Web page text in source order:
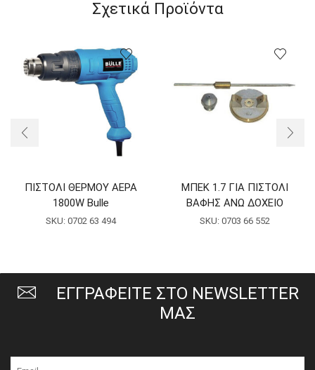
Σχετικά Προϊόντα
ΠΙΣΤΟΛΙ ΘΕΡΜΟΥ ΑΕΡΑ
1800W Bulle
SKU: 0702 63 494
ΜΠΕΚ 1.7 ΓΙΑ ΠΙΣΤΟΛΙ
ΒΑΦΗΣ ΑΝΩ ΔΟΧΕΙΟ
SKU: 0703 66 552
ΕΓΓΡΑΦΕΙΤΕ ΣΤΟ NEWSLETTER
ΜΑΣ